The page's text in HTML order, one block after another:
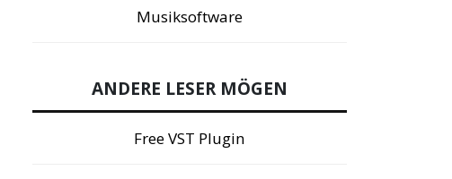
Musiksoftware
ANDERE LESER MÖGEN
Free VST Plugin